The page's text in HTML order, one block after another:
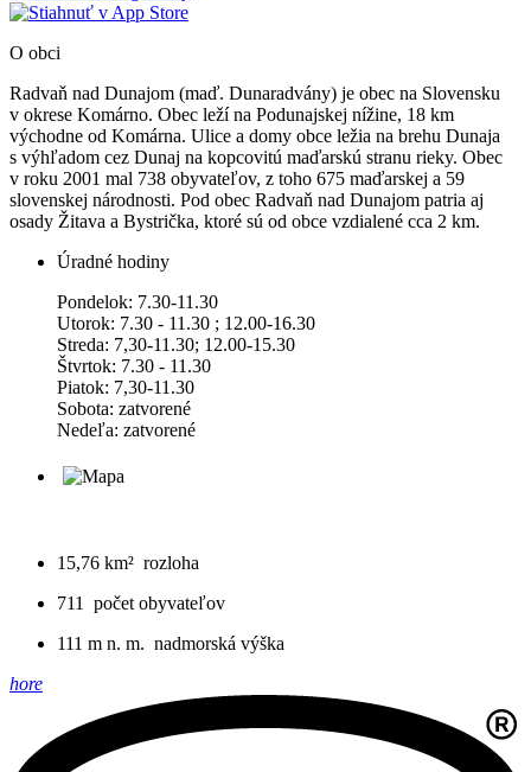
O obci
Radvaň nad Dunajom (maď. Dunaradvány) je obec na Slovensku
v okrese Komárno. Obec leží na Podunajskej nížine, 18 km
východne od Komárna. Ulice a domy obce ležia na brehu Dunaja
s výhľadom cez Dunaj na kopcovitú maďarskú stranu rieky. Obec
v roku 2001 mal 738 obyvateľov, z toho 675 maďarskej a 59
slovenskej národnosti. Pod obec Radvaň nad Dunajom patria aj
osady Žitava a Bystrička, ktoré sú od obce vzdialené cca 2 km.
Úradné hodiny
Pondelok: 7.30-11.30
Utorok: 7.30 - 11.30 ; 12.00-16.30
Streda: 7,30-11.30; 12.00-15.30
Štvrtok: 7.30 - 11.30
Piatok: 7,30-11.30
Sobota: zatvorené
Nedeľa: zatvorené
15,76 km² rozloha
711
počet obyvateľov
111 m n. m. nadmorská výška
hore